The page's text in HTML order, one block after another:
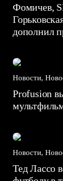
Фомичев,
дополнил
Новости,
Profusion
Новости,
Тед Лассо